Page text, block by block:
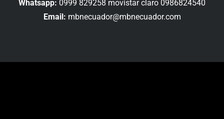
Whatsapp: 0999 829258 movistar claro 0986824540
Email: mbnecuador@mbnecuador.com